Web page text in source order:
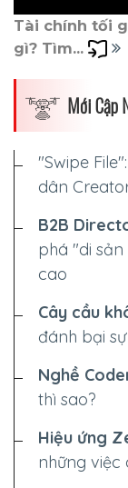
Tài chính tối
gì? Tìm...
Mới Cập
"Swipe
dân
B2B
phá "di
cao
Cây cầu
đánh bại
Nghề
thì sao?
Hiệu ứng
những việc